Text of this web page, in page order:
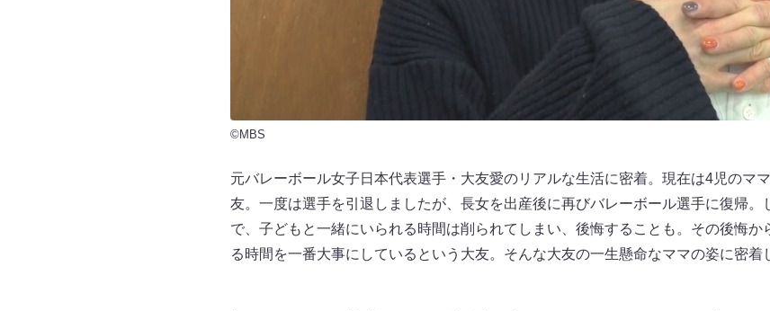
©MBS
元バレーボール女子日本代表選手・大友愛のリアルな生活に密着。現在は4児のマ
友。一度は選手を引退しましたが、長女を出産後に再びバレーボール選手に復帰
で、子どもと一緒にいられる時間は削られてしまい、後悔することも。その後悔
る時間を一番大事にしているという大友。そんな大友の一生懸命なママの姿に密着